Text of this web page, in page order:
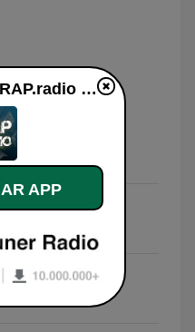
días TRAP RADIO TRAP.radio en vivo
APP